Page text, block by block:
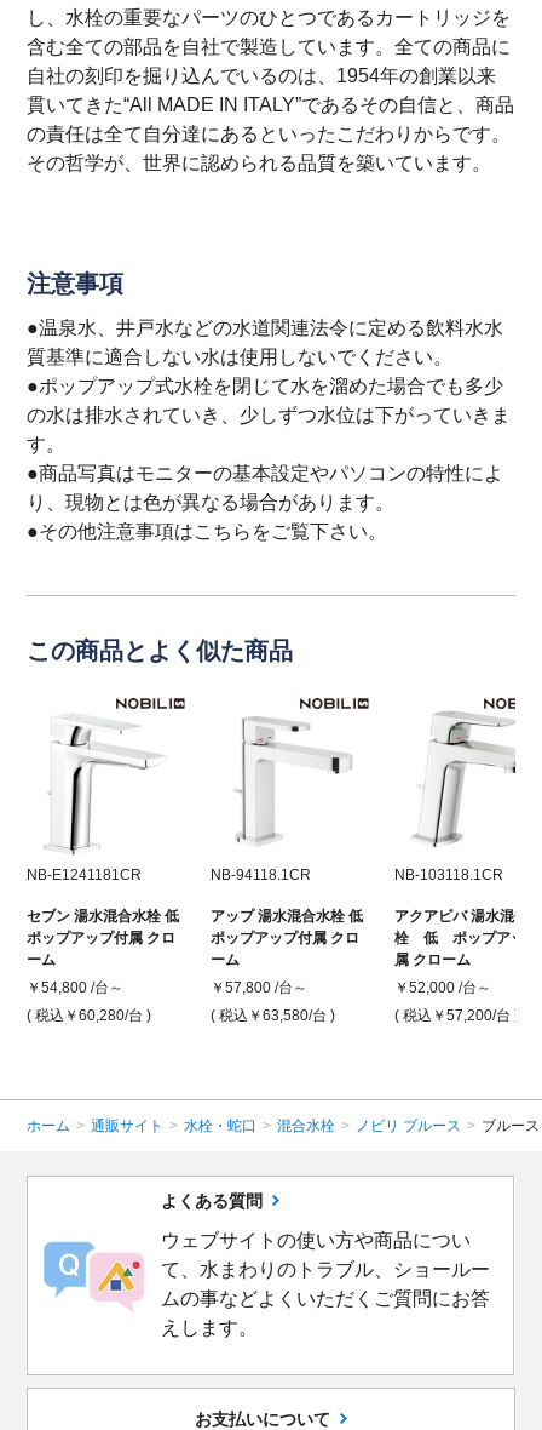
し、水栓の重要なパーツのひとつであるカートリッジを
含む全ての部品を自社で製造しています。全ての商品に
自社の刻印を掘り込んでいるのは、1954年の創業以来
貫いてきた“All MADE IN ITALY”であるその自信と、商品
の責任は全て自分達にあるといったこだわりからです。
その哲学が、世界に認められる品質を築いています。
注意事項
●温泉水、井戸水などの水道関連法令に定める飲料水水
質基準に適合しない水は使用しないでください。
●ポップアップ式水栓を閉じて水を溜めた場合でも多少
の水は排水されていき、少しずつ水位は下がっていきま
す。
●商品写真はモニターの基本設定やパソコンの特性によ
り、現物とは色が異なる場合があります。
●その他注意事項はこちら をご覧下さい。
この商品とよく似た商品
NB-E1241181CR
セブン 湯水混合水栓 低
ポップアップ付属 クロ
ーム
￥54,800 /台～
( 税込￥60,280/台 )
NB-94118.1CR
アップ 湯水混合水栓 低
ポップアップ付属 クロ
ーム
￥57,800 /台～
( 税込￥63,580/台 )
NB-103118.1CR
アクアビバ 湯水混合
栓 低 ポップアップ
属 クローム
￥52,000 /台～
( 税込￥57,200/台 )
ホーム > 通販サイト > 水栓・蛇口 > 混合水栓 > ノビリ ブルース > ブルー
よくある質問
ウェブサイトの使い方や商品につい
て、水まわりのトラブル、ショールー
ムの事などよくいただくご質問にお答
えします。
お支払いについて